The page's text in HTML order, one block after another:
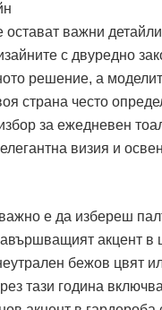
важни
с двуредно
решение, а
страна често
за ежедневен
визия и
е да избереш
акцент в
бежов цвят
тази година